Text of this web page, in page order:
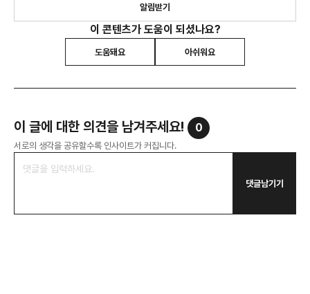
알림받기
이 콘텐츠가 도움이 되셨나요?
도움돼요 아쉬워요
이 글에 대한 의견을 남겨주세요! 0
서로의 생각을 공유할수록 인사이트가 커집니다.
댓글남기기